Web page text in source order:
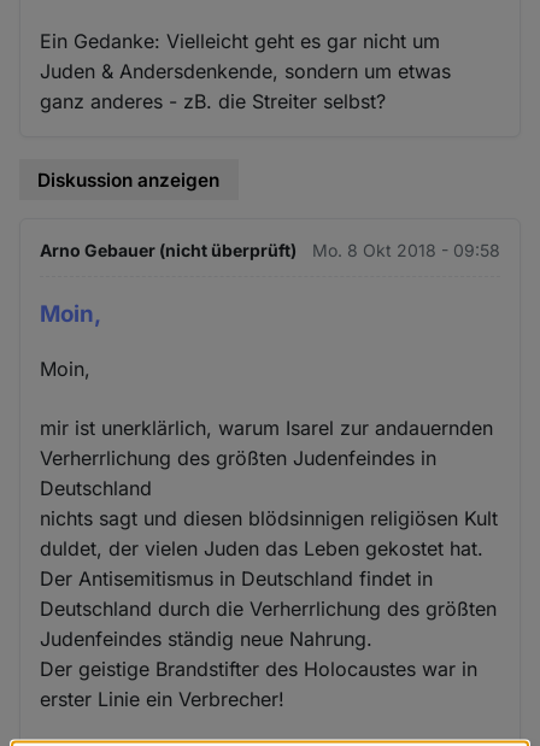
Ein Gedanke: Vielleicht geht es gar nicht um
Juden & Andersdenkende, sondern um etwas
ganz anderes - zB. die Streiter selbst?
Diskussion anzeigen
Arno Gebauer (nicht überprüft) Mo. 8 Okt 2018 - 09:58
Moin,
Moin,
mir ist unerklärlich, warum Isarel zur andauernden
Verherrlichung des größten Judenfeindes in
Deutschland
nichts sagt und diesen blödsinnigen religiösen Kult
duldet, der vielen Juden das Leben gekostet hat.
Der Antisemitismus in Deutschland findet in
Deutschland durch die Verherrlichung des größten
Judenfeindes ständig neue Nahrung.
Der geistige Brandstifter des Holocaustes war in
erster Linie ein Verbrecher!